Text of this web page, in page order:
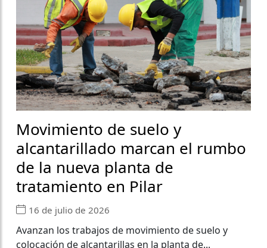
Movimiento de suelo y
alcantarillado marcan el rumbo
de la nueva planta de
tratamiento en Pilar
16 de julio de 2026
Avanzan los trabajos de movimiento de suelo y
colocación de alcantarillas en la planta de...